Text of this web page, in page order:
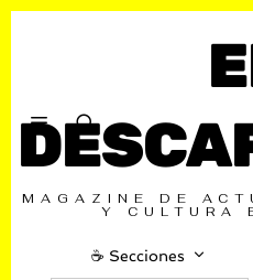
MAGAZINE DE
Y CULTURA
☕️ Secciones